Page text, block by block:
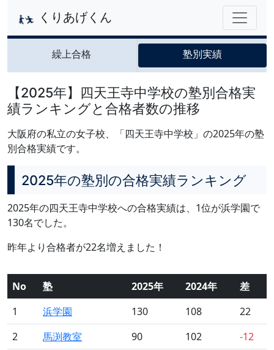
くりあげくん
繰上合格 塾別実績
【2025年】四天王寺中学校の塾別合格実
績ランキングと合格者数の推移
大阪府の私立の女子校、「四天王寺中学校」の2025年の塾
別合格実績です。
2025年の塾別の合格実績ランキング
2025年の四天王寺中学校への合格実績は、1位が浜学園で
130名でした。
昨年より合格者が22名増えました！
No 塾 2025年 2024年
差
1
浜学園 130 108
22
2
馬渕教室 90 102
-12